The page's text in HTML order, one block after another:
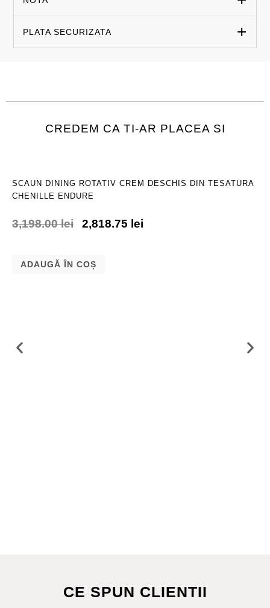
PLATA SECURIZATA
CREDEM CA TI-AR PLACEA SI
SCAUN DINING ROTATIV CREM DESCHIS DIN TESATURA
CHENILLE ENDURE
3,198.00lei 2,818.75 lei
ADAUGĂ ÎN COȘ
CE SPUN CLIENTII